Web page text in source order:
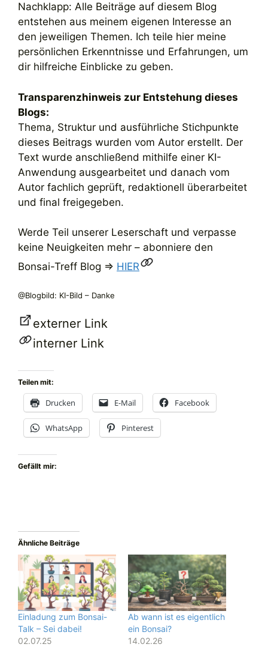
Nachklapp: Alle Beiträge auf diesem Blog
entstehen aus meinem eigenen Interesse an
den jeweiligen Themen. Ich teile hier meine
persönlichen Erkenntnisse und Erfahrungen, um
dir hilfreiche Einblicke zu geben.
Transparenzhinweis zur Entstehung dieses
Blogs:
Thema, Struktur und ausführliche Stichpunkte
dieses Beitrags wurden vom Autor erstellt. Der
Text wurde anschließend mithilfe einer KI-
Anwendung ausgearbeitet und danach vom
Autor fachlich geprüft, redaktionell überarbeitet
und final freigegeben.
Werde Teil unserer Leserschaft und verpasse
keine Neuigkeiten mehr – abonniere den
Bonsai-Treff Blog => HIER
@Blogbild: KI-Bild – Danke
externer Link
interner Link
Teilen mit:
Drucken E-Mail Facebook
WhatsApp Pinterest
Gefällt mir:
Ähnliche Beiträge
Einladung zum Bonsai-
Talk – Sei dabei!
02.07.25
Ab wann ist es eigentlich
ein Bonsai?
14.02.26